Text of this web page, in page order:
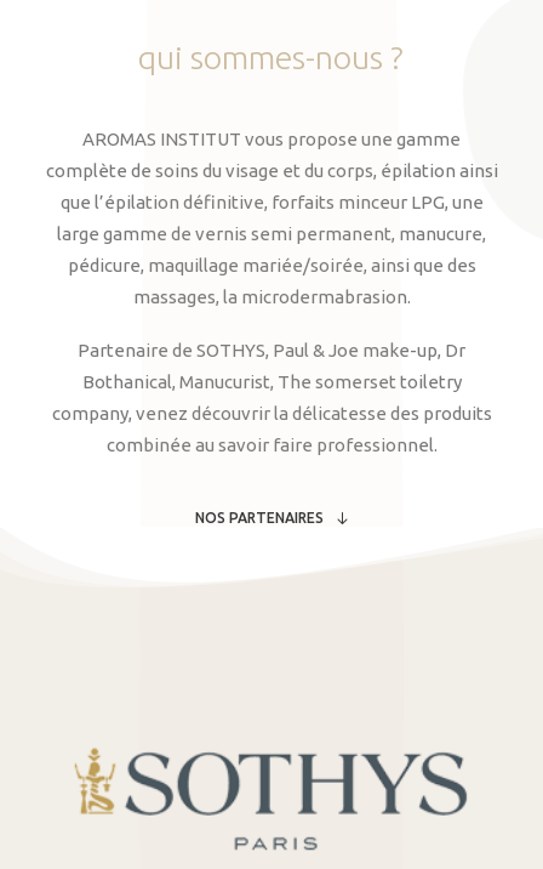
qui sommes-nous ?
AROMAS INSTITUT vous propose une gamme
complète de soins du visage et du corps, épilation ainsi
que l’épilation définitive, forfaits minceur LPG, une
large gamme de vernis semi permanent, manucure,
pédicure, maquillage mariée/soirée, ainsi que des
massages, la microdermabrasion.
Partenaire de SOTHYS, Paul & Joe make-up, Dr
Bothanical, Manucurist, The somerset toiletry
company, venez découvrir la délicatesse des produits
combinée au savoir faire professionnel.
NOS PARTENAIRES